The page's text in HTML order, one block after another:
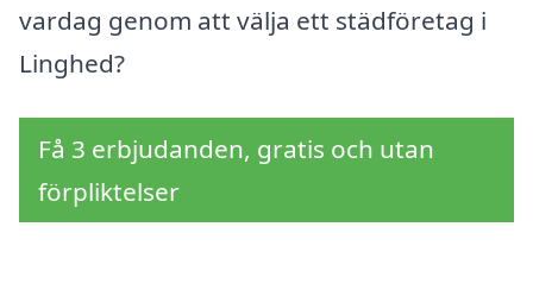
vardag genom att välja ett städföretag i
Linghed?
Få 3 erbjudanden, gratis och utan
förpliktelser